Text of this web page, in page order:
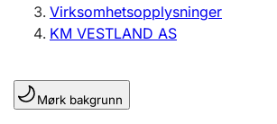
Enkeltpersonforetak
Registrere, endre, slette
Lag og forening
Virksomhetsopplysninger
KM VESTLAND AS
Mørk bakgrunn